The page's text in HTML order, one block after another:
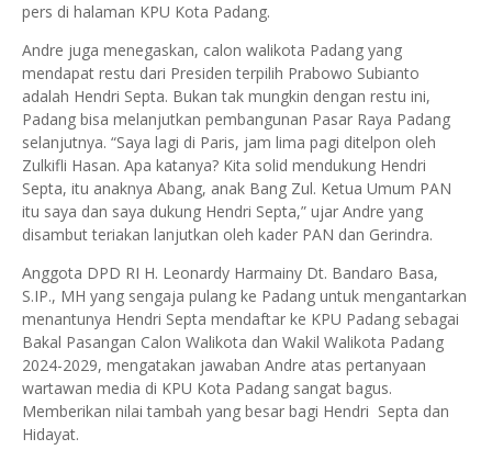
pers di halaman KPU Kota Padang.
Andre juga menegaskan, calon walikota Padang yang
mendapat restu dari Presiden terpilih Prabowo Subianto
adalah Hendri Septa. Bukan tak mungkin dengan restu ini,
Padang bisa melanjutkan pembangunan Pasar Raya Padang
selanjutnya. “Saya lagi di Paris, jam lima pagi ditelpon oleh
Zulkifli Hasan. Apa katanya? Kita solid mendukung Hendri
Septa, itu anaknya Abang, anak Bang Zul. Ketua Umum PAN
itu saya dan saya dukung Hendri Septa,” ujar Andre yang
disambut teriakan lanjutkan oleh kader PAN dan Gerindra.
Anggota DPD RI H. Leonardy Harmainy Dt. Bandaro Basa,
S.IP., MH yang sengaja pulang ke Padang untuk mengantarkan
menantunya Hendri Septa mendaftar ke KPU Padang sebagai
Bakal Pasangan Calon Walikota dan Wakil Walikota Padang
2024-2029, mengatakan jawaban Andre atas pertanyaan
wartawan media di KPU Kota Padang sangat bagus.
Memberikan nilai tambah yang besar bagi Hendri Septa dan
Hidayat.